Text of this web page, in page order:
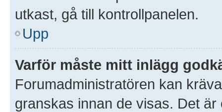
utkast, gå till kontrollpanelen.
Upp
Varför måste mitt inlägg
Forumadministratören kan
granskas innan de visas. Det